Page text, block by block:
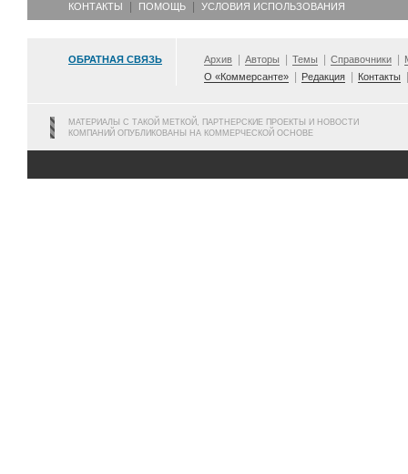
КОНТАКТЫ ПОМОЩЬ УСЛОВИЯ ИСПОЛЬЗОВАНИЯ
ОБРАТНАЯ СВЯЗЬ Архив Авторы Темы Справочники
О «Коммерсанте»
Редакция Контакты
МАТЕРИАЛЫ С ТАКОЙ МЕТКОЙ, ПАРТНЕРСКИЕ ПРОЕКТЫ И НОВОСТИ
КОМПАНИЙ ОПУБЛИКОВАНЫ НА КОММЕРЧЕСКОЙ ОСНОВЕ